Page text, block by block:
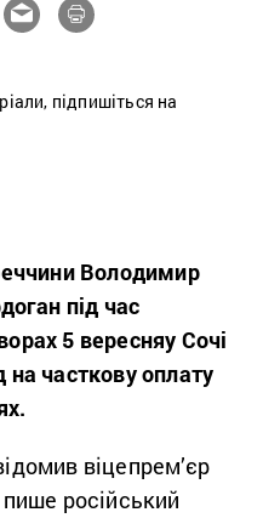
підпишіться на
Володимир
під час
5 вересняу Сочі
часткову оплату
віцепрем’єр
російський